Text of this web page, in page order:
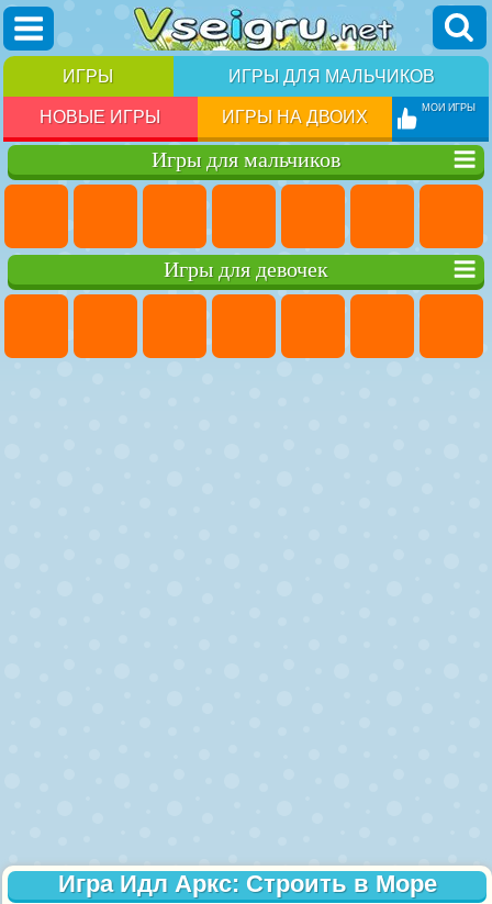
ИГРЫ ИГРЫ ДЛЯ МАЛЬЧИКОВ
НОВЫЕ ИГРЫ ИГРЫ НА ДВОИХ МОИ ИГРЫ
Игры для мальчиков
Игры для девочек
Игра Идл Аркс: Строить в Море